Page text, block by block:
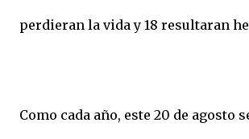
perdieran la vida y 18 resultaran
Como cada año, este 20 de agosto